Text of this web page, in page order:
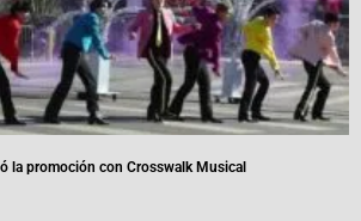
la promoción con Crosswalk Musical